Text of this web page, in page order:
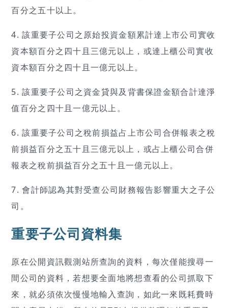
百分之五十以上。
4. 該重要子公司之原始投資金額累計達上市公司實收
資本額百分之四十且三億元以上，或達上櫃公司實收
資本額百分之四十且一億元以上。
5. 該重要子公司之資金貸與及背書保證金額合計達淨
值百分之四十且一億元以上。
6. 該重要子公司之稅前損益占上市公司合併報表之稅
前損益百分之五十且三億元以上，或占上櫃公司合併
報表之稅前損益百分之五十且一億元以上。
7. 會計師認為其對受查公司財務報告影響重大之子公
司。
重要子公司資料集
原在公開資訊觀測站所查詢的資料，每次僅能搜尋一
間公司的資料，若想要全面地將想查看的公司抓取下
來，就必須依次慢慢地輸入查詢，如此一來既耗費時